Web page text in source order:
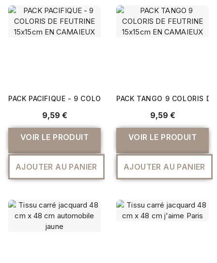
PACK PACIFIQUE - 9 COLORIS DE FEUTRINE 15X15CM EN
9,59 €
VOIR LE PRODUIT
AJOUTER AU PANIER
PACK TANGO 9 COLORIS
9,59 €
VOIR LE PRODUIT
AJOUTER AU PANIER